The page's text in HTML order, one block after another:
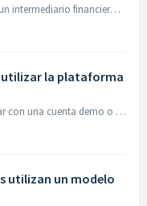
Un creador de mercado en FOREX es un intermediario financiero que opera interponiendo una mesa de negociación entre sus precios y la operativa de los client...
utilizar la plataforma
Como Usted mismo puede comprobar con una cuenta demo o real, nuestros spreads son variables porque son transparentes y de esta forma reflejan el mejor preci...
utilizan un modelo